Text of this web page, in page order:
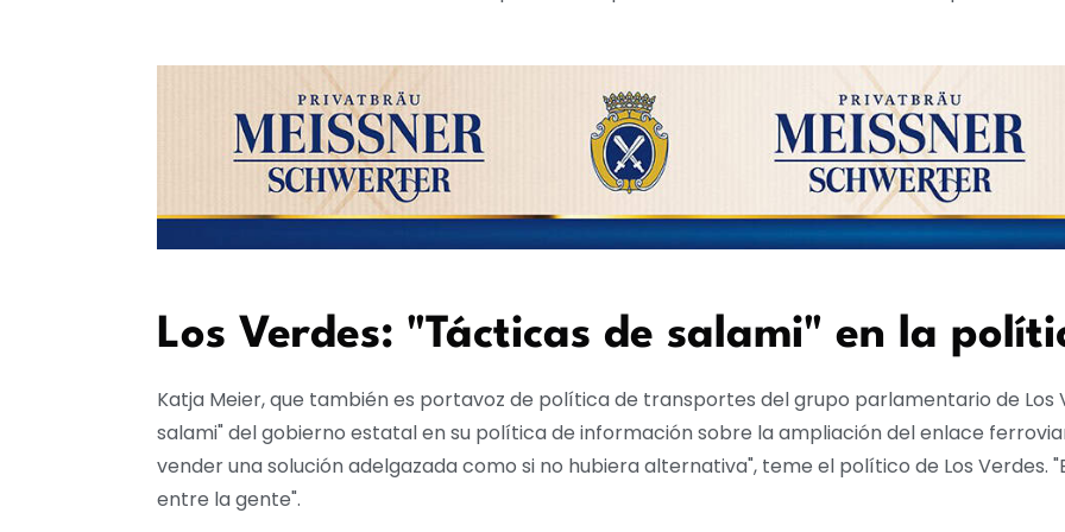
Los Verdes: "Tácticas de salami" en la
Katja Meier, que también es portavoz de política de transportes del grupo parlamentario de
salami" del gobierno estatal en su política de información sobre la ampliación del enlace
vender una solución adelgazada como si no hubiera alternativa", teme el político de Los
entre la gente".